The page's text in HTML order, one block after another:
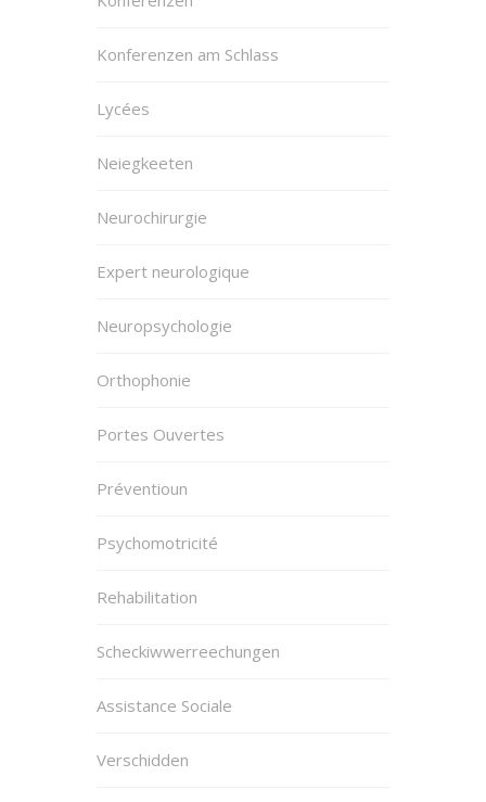
Konferenzen am Schlass
Lycées
Neiegkeeten
Neurochirurgie
Expert neurologique
Neuropsychologie
Orthophonie
Portes Ouvertes
Préventioun
Psychomotricité
Rehabilitation
Scheckiwwerreechungen
Assistance Sociale
Verschidden